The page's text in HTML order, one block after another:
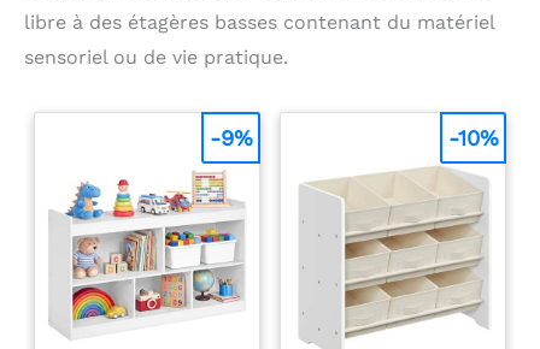
libre à des étagères basses contenant du matériel
sensoriel ou de vie pratique.
-9% -10%